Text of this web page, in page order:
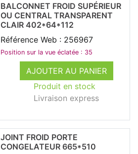
AJOUTER AU PANIER
Produit en stock
Livraison express
BALCONNET FROID SUPÉRIEUR
OU CENTRAL TRANSPARENT
CLAIR 402*64*112
Référence Web : 256967
Position sur la vue éclatée : 35
JOINT FROID PORTE
CONGELATEUR 665*510